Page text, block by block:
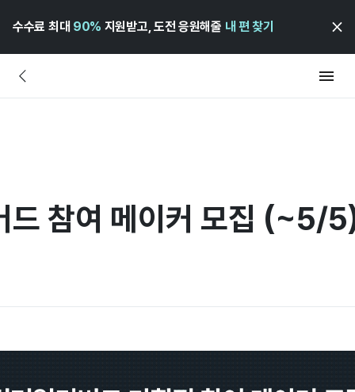
수수료 최대 90% 지원받고, 도전 응원해줄 내 편 찾기
드 참여 메이커 모집 (~5/